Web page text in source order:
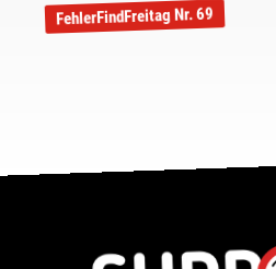
FehlerFindFreitag Nr. 69